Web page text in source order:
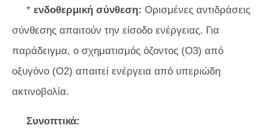
* ενδοθερμική σύνθεση: Ορισμένες αντιδράσεις
σύνθεσης απαιτούν την είσοδο ενέργειας. Για
παράδειγμα, ο σχηματισμός όζοντος (Ο3) από
οξυγόνο (Ο2) απαιτεί ενέργεια από υπεριώδη
ακτινοβολία.
Συνοπτικά: